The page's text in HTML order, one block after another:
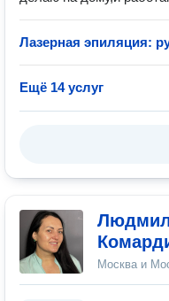
Лазерная эпиляция:
Ещё 14 услуг
Москва и